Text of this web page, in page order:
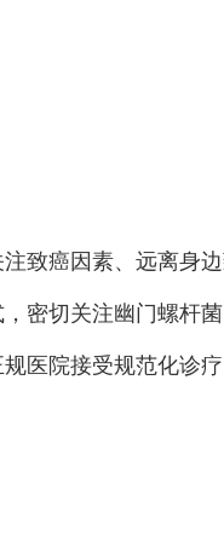
致癌因素、远离身
密切关注幽门螺杆
医院接受规范化诊